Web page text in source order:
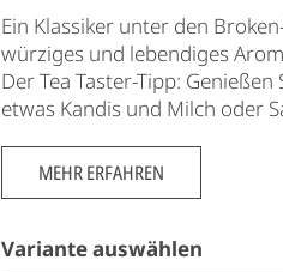
Ein Klassiker unter den
würziges und lebendiges
Der Tea Taster-Tipp:
etwas Kandis und Milch oder
MEHR ERFAHREN
Variante auswählen